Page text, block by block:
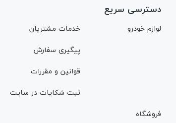
دسترسی سریع
لوازم خودرو خدمات مشتریان
پیگیری سفارش
قوانین و مقررات
ثبت شکایات در سایت
فروشگاه